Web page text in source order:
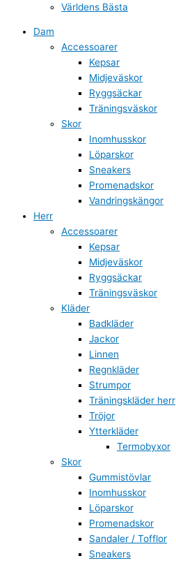
Världens Bästa
Dam
Accessoarer
Kepsar
Midjeväskor
Ryggsäckar
Träningsväskor
Skor
Inomhusskor
Löparskor
Sneakers
Promenadskor
Vandringskängor
Herr
Accessoarer
Kepsar
Midjeväskor
Ryggsäckar
Träningsväskor
Kläder
Badkläder
Jackor
Linnen
Regnkläder
Strumpor
Träningskläder herr
Tröjor
Ytterkläder
Termobyxor
Skor
Gummistövlar
Inomhusskor
Löparskor
Promenadskor
Sandaler / Tofflor
Sneakers